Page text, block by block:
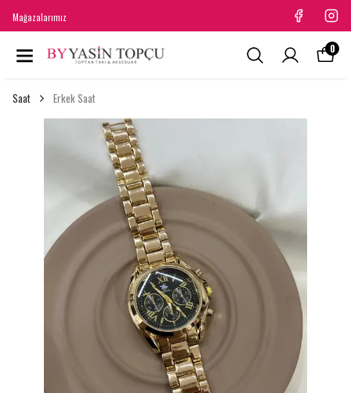
Mağazalarımız
0
Saat Erkek Saat